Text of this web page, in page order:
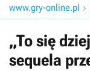
www.gry-online.pl 
„To się
sequela